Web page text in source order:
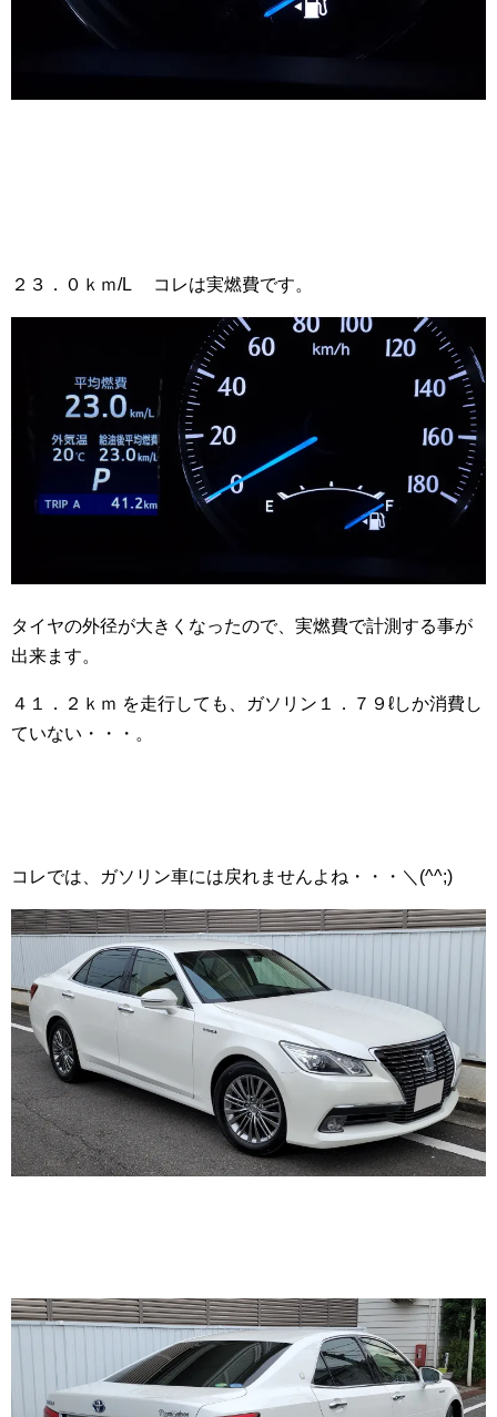
２３．０ｋｍ/L コレは実燃費です。
タイヤの外径が大きくなったので、実燃費で計測する事が
出来ます。
４１．２ｋｍ を走行しても、ガソリン１．７９ℓしか消費し
ていない・・・。
コレでは、ガソリン車には戻れませんよね・・・＼(^^;)